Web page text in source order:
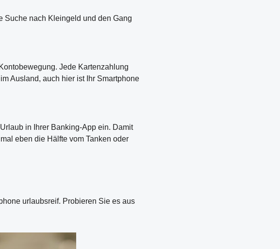
Suche nach Kleingeld und den Gang
Jede Kartenzahlung
Ausland, auch hier ist Ihr Smartphone
in Ihrer Banking-App ein. Damit
eben die Hälfte vom Tanken oder
urlaubsreif. Probieren Sie es aus